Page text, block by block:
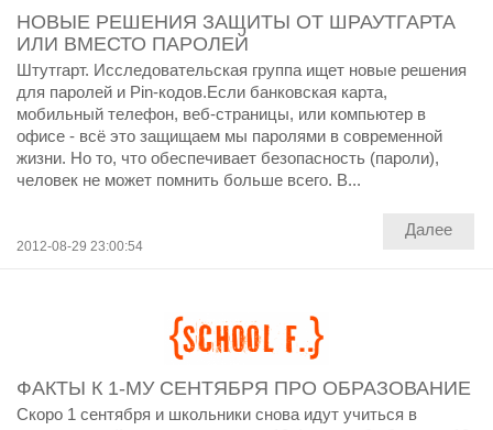
НОВЫЕ РЕШЕНИЯ ЗАЩИТЫ ОТ ШРАУТГАРТА
ИЛИ ВМЕСТО ПАРОЛЕЙ
Штутгарт. Исследовательская группа ищет новые решения
для паролей и Pin-кодов.Если банковская карта,
мобильный телефон, веб-страницы, или компьютер в
офисе - всё это защищаем мы паролями в современной
жизни. Но то, что обеспечивает безопасность (пароли),
человек не может помнить больше всего. В...
2012-08-29 23:00:54
Далее
ФАКТЫ К 1-МУ СЕНТЯБРЯ ПРО ОБРАЗОВАНИЕ
Скоро 1 сентября и школьники снова идут учиться в